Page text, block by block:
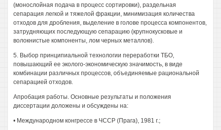
(монослойная подача в процесс сортировки), раздельная
сепарация легкой и тяжелой фракции, минимизация количества
отходов для дробления, выделение в голове процесса компонентов,
затрудняющих последующую сепарацию (крупнокусковые и
волокнистые компоненты, лом черных металлов).
5. Выбор принципиальной технологии переработки ТБО,
повышающий ее эколого-экономическую значимость, в виде
комбинации различных процессов, объединяемые рациональной
сепарацией отходов.
Апробация работы. Основные результаты и положения
диссертации доложены и обсуждены на:
• Международном конгрессе в ЧССР (Прага), 1981 г.;